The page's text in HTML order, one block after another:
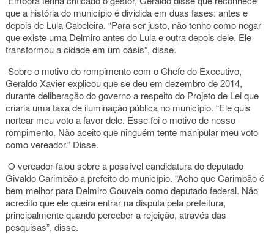
que a história do município é dividida em duas fases: antes e
depois de Lula Cabeleira. “Para ser justo, não tenho como negar
que existe uma Delmiro antes do Lula e outra depois dele. Ele
transformou a cidade em um oásis”, disse.
Sobre o motivo do rompimento com o Chefe do Executivo,
Geraldo Xavier explicou que se deu em dezembro de 2014,
durante deliberação do governo a respeito do Projeto de Lei que
criaria uma taxa de iluminação pública no município. “Ele quis
nortear meu voto a favor dele. Esse foi o motivo de nosso
rompimento. Não aceito que ninguém tente manipular meu voto
como vereador.” Disse.
O vereador falou sobre a possível candidatura do deputado
Givaldo Carimbão a prefeito do município. “Acho que Carimbão é
bem melhor para Delmiro Gouveia como deputado federal. Não
acredito que ele queira entrar na disputa pela prefeitura,
principalmente quando perceber a rejeição, através das
pesquisas”, disse.